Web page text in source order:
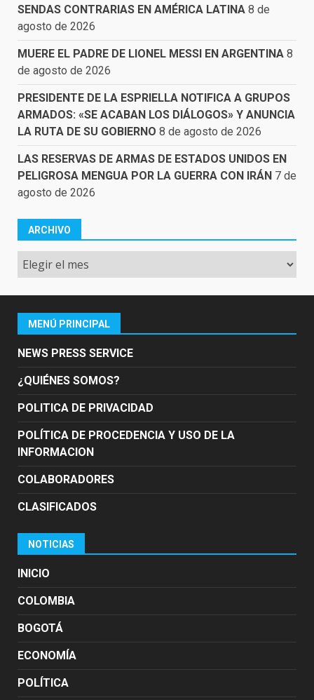
SENDAS CONTRARIAS EN AMÉRICA LATINA 8 de
agosto de 2026
MUERE EL PADRE DE LIONEL MESSI EN ARGENTINA 8
de agosto de 2026
PRESIDENTE DE LA ESPRIELLA NOTIFICA A GRUPOS
ARMADOS: «SE ACABAN LOS DIÁLOGOS» Y ANUNCIA
LA RUTA DE SU GOBIERNO 8 de agosto de 2026
LAS RESERVAS DE ARMAS DE ESTADOS UNIDOS EN
PELIGROSA MENGUA POR LA GUERRA CON IRÁN 7 de
agosto de 2026
ARCHIVO
Archivo
MENÚ PRINCIPAL
NEWS PRESS SERVICE
¿QUIÉNES SOMOS?
POLITICA DE PRIVACIDAD
POLÍTICA DE PROCEDENCIA Y USO DE LA
INFORMACION
COLABORADORES
CLASIFICADOS
NOTICIAS
INICIO
COLOMBIA
BOGOTÁ
ECONOMÍA
POLÍTICA